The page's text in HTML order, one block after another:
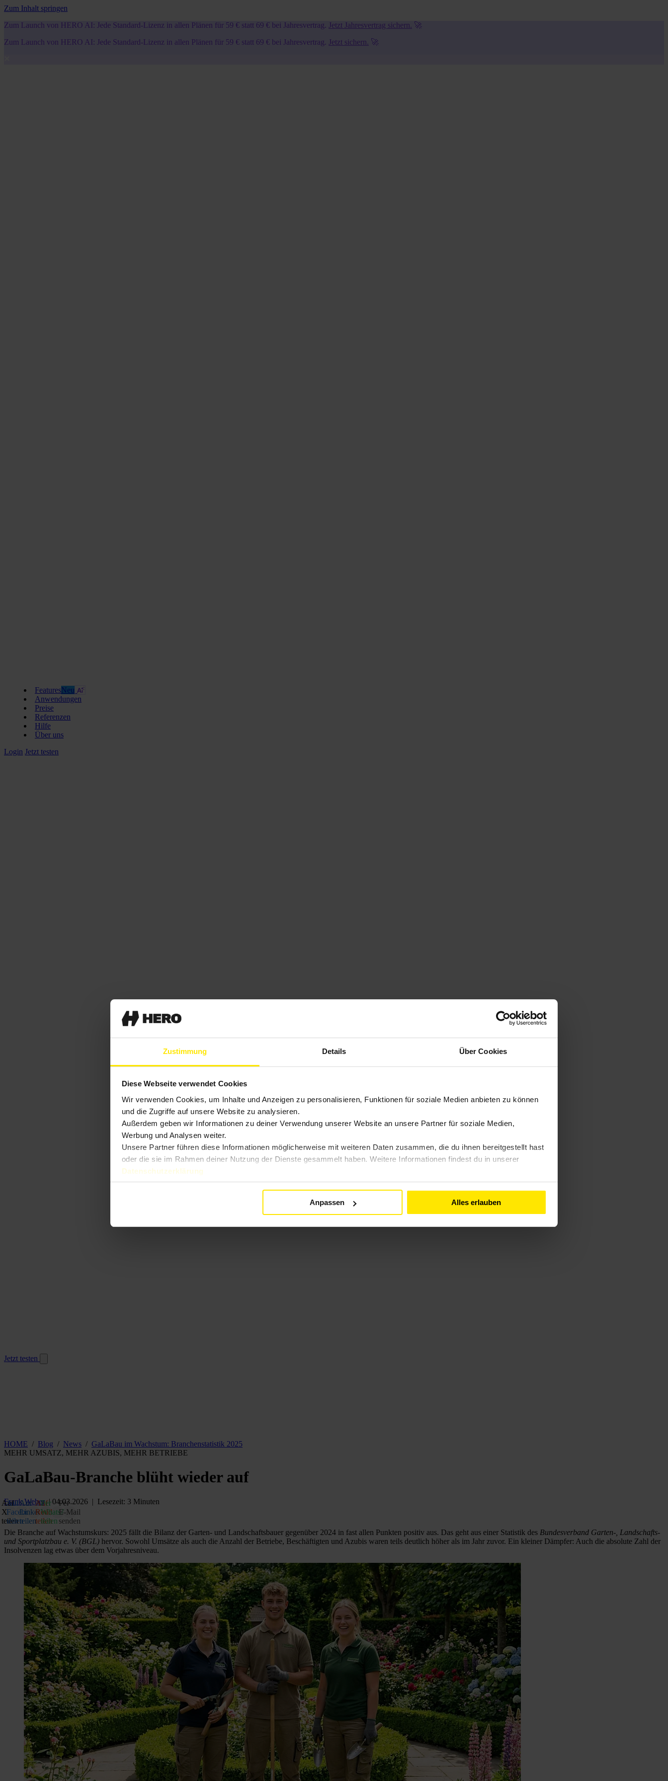
Zustimmung Details Über Cookies
Diese Webseite verwendet Cookies
Wir verwenden Cookies, um Inhalte und Anzeigen zu personalisieren, Funktionen für soziale Medien anbieten zu können
und die Zugriffe auf unsere Website zu analysieren.
Außerdem geben wir Informationen zu deiner Verwendung unserer Website an unsere Partner für soziale Medien,
Werbung und Analysen weiter.
Unsere Partner führen diese Informationen möglicherweise mit weiteren Daten zusammen, die du ihnen bereitgestellt hast
oder die sie im Rahmen deiner Nutzung der Dienste gesammelt haben. Weitere Informationen findest du in unserer
Datenschutzerklärung
Anpassen Alles erlauben
Zum Inhalt springen
Zum Launch von HERO AI: Jede Standard-Lizenz in allen Plänen für 59 € statt 69 € bei Jahresvertrag. Jetzt Jahresvertrag sichern. 🚀
Zum Launch von HERO AI: Jede Standard-Lizenz in allen Plänen für 59 € statt 69 € bei Jahresvertrag. Jetzt sichern. 🚀
FeaturesNeu
Anwendungen
Preise
Referenzen
Hilfe
Über uns
Login Jetzt testen
Jetzt testen
HOME / Blog / News / GaLaBau im Wachstum: Branchenstatistik 2025
MEHR UMSATZ, MEHR AZUBIS, MEHR BETRIEBE
GaLaBau-Branche blüht wieder auf
Frank Weber | 04.03.2026 | Lesezeit: 3 Minuten
Auf
X
teilen
Auf
Facebook
teilen
Auf
LinkedIn
teilen
Auf
Reddit
teilen
Per
WhatsApp
teilen
Per
E‑Mail
senden
Die Branche auf Wachstumskurs: 2025 fällt die Bilanz der Garten- und Landschaftsbauer gegenüber 2024 in fast allen Punkten positiv aus. Das geht aus einer Statistik des Bundesverband Garten-, Landschafts-
und Sportplatzbau e. V. (BGL) hervor. Sowohl Umsätze als auch die Anzahl der Betriebe, Beschäftigten und Azubis waren teils deutlich höher als im Jahr zuvor. Ein kleiner Dämpfer: Auch die absolute Zahl der
Insolvenzen lag etwas über dem Vorjahresniveau.